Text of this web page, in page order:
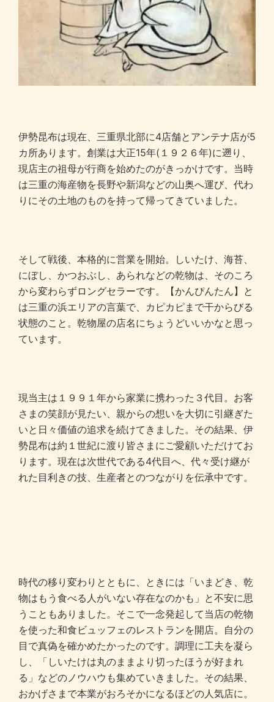
伊勢昆布は現在、三重県北部に4店舗とアンテナ店が5
カ所あります。創業は大正15年(１９２６年)に遡り、
現店主の祖母が行商を始めたのがきっかけです。当時
は三重の海産物を長野や新潟などの山奥へ運び、代わ
りにその土地のものを持って帰ってきていました。
そして戦後、本格的に営業を開始。しいたけ、海苔、
にぼし、かつおぶし、あられなどの乾物は、そのころ
から変わらずロングセラーです。【かんぴんたん】と
は三重の浜エリアの言葉で、カピカピまで干からびる
状態のこと。乾物屋の店名にちょうどいいかなと思っ
ています。
現当主は１９９１年から家業に携わった３代目。お客
さまの笑顔が見たい、親からの想いを大切に引継ぎた
いと日々価値の追求を続けてきました。その結果、伊
勢昆布は約１世紀に渡り皆さまにご愛顧いただけてお
ります。現在は次世代である4代目へ、代々受け継が
れた目利きの技、生産者とのつながりを伝承中です。
時代の移り変わりとともに、ときには「いまどき、乾
物はもう食べる人がいない存在なのかも」と不安に思
うこともありました。そこで一念発起して当店の乾物
を使った和食ビュッフェのレストランを開店。自分の
目で真偽を確かめたかったのです。調理に工夫を凝ら
し、「しいたけは丸のままより切ったほうが好まれ
る」などのノウハウも集めていきました。その結果、
おかげさまで本業がおろそかになるほどの人気店に。